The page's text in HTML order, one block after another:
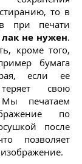
то в
при печати
лак не нужен.
кроме того,
бумага
если ее
свою
Мы печатаем
по
после
позволяет